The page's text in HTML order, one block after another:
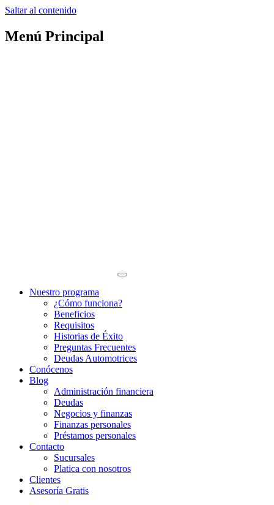
Saltar al contenido
Menú Principal
Nuestro programa
¿Cómo funciona?
Beneficios
Requisitos
Historias de Éxito
Preguntas Frecuentes
Deudas Automotrices
Conócenos
Blog
Administración financiera
Deudas
Negocios y finanzas
Finanzas personales
Préstamos personales
Contacto
Sucursales
Platica con nosotros
Clientes
Asesoría Gratis